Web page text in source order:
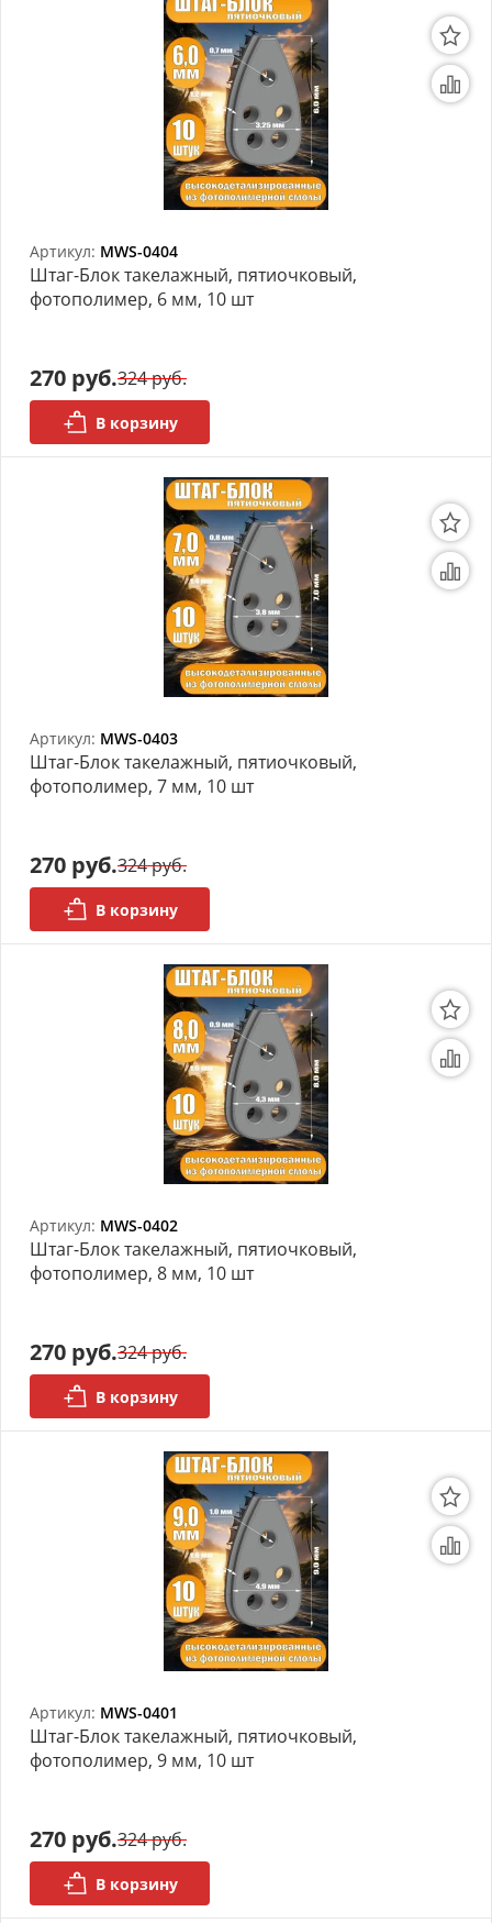
Артикул: MWS-0404
Штаг-Блок такелажный, пятиочковый,
фотополимер, 6 мм, 10 шт
270 руб.324 руб.
В корзину
Артикул: MWS-0403
Штаг-Блок такелажный, пятиочковый,
фотополимер, 7 мм, 10 шт
270 руб.324 руб.
В корзину
Артикул: MWS-0402
Штаг-Блок такелажный, пятиочковый,
фотополимер, 8 мм, 10 шт
270 руб.324 руб.
В корзину
Артикул: MWS-0401
Штаг-Блок такелажный, пятиочковый,
фотополимер, 9 мм, 10 шт
270 руб.324 руб.
В корзину